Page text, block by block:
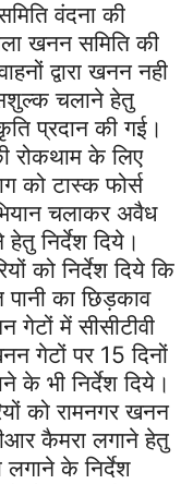
वंदना की
खनन समिति की
द्वारा खनन नही
चलाने हेतु
प्रदान की गई।
रोकथाम के लिए
को टास्क फोर्स
चलाकर अवैध
निर्देश दिये।
को निर्देश दिये कि
पानी का छिड़काव
गेटों में सीसीटीवी
गेटों पर 15 दिनों
के भी निर्देश दिये।
को रामनगर खनन
कैमरा लगाने हेतु
के निर्देश